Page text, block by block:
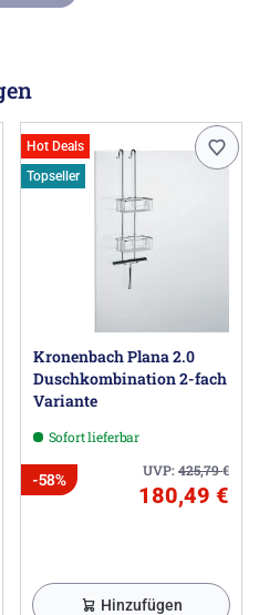
Hot Deals
Topseller
Kronenbach Plana 2.0
Duschkombination 2-fach
Variante
Sofort lieferbar
UVP:425,79€
-58%
180,49 €
Hinzufügen